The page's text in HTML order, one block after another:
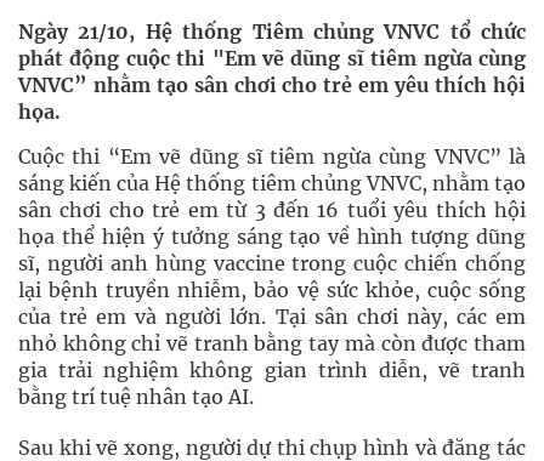
Ngày 21/10, Hệ thống Tiêm chủng VNVC tổ chức
phát động cuộc thi "Em vẽ dũng sĩ tiêm ngừa cùng
VNVC” nhằm tạo sân chơi cho trẻ em yêu thích hội
họa.
Cuộc thi “Em vẽ dũng sĩ tiêm ngừa cùng VNVC” là
sáng kiến của Hệ thống tiêm chủng VNVC, nhằm tạo
sân chơi cho trẻ em từ 3 đến 16 tuổi yêu thích hội
họa thể hiện ý tưởng sáng tạo về hình tượng dũng
sĩ, người anh hùng vaccine trong cuộc chiến chống
lại bệnh truyền nhiễm, bảo vệ sức khỏe, cuộc sống
của trẻ em và người lớn. Tại sân chơi này, các em
nhỏ không chỉ vẽ tranh bằng tay mà còn được tham
gia trải nghiệm không gian trình diễn, vẽ tranh
bằng trí tuệ nhân tạo AI.
Sau khi vẽ xong, người dự thi chụp hình và đăng tác